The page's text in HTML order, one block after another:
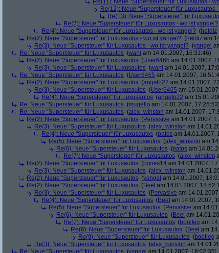
Re(11): Neue "Supersteuer" für Luxusautos -
Re(12): Neue "Supersteuer" für Luxusautos
Re(13): Neue "Supersteuer" für
Re(7): Neue "Supersteuer" für Luxusautos - wo ist yangel?
Re(4): Neue "Supersteuer" für Luxusautos - wo ist yangel? (heldiz
Re(2): Neue "Supersteuer" für Luxusautos - wo ist yangel? (heldiz am
Re(3): Neue "Supersteuer" für Luxusautos - wo ist yangel? (yangel
Re: Neue "Supersteuer" für Luxusautos (wani am 14.01.2007, 16:31:46)
Re(2): Neue "Supersteuer" für Luxusautos (User6465 am 14.01.2007,
Re(3): Neue "Supersteuer" für Luxusautos (wani am 14.01.2007,
Re: Neue "Supersteuer" für Luxusautos (User6465 am 14.01.2007,
Re(2): Neue "Supersteuer" für Luxusautos (angelo22 am 14.01.2007,
Re(3): Neue "Supersteuer" für Luxusautos (User6465 am
Re(4): Neue "Supersteuer" für Luxusautos (angelo22 am
Re: Neue "Supersteuer" für Luxusautos (mugello am 14.01.2007,
Re: Neue "Supersteuer" für Luxusautos (alex_winston am 14.01.2007,
Re(2): Neue "Supersteuer" für Luxusautos (Pervasive am 14.01.2007,
Re(3): Neue "Supersteuer" für Luxusautos (alex_winston am
Re(4): Neue "Supersteuer" für Luxusautos (patos am 14.01.2007,
Re(5): Neue "Supersteuer" für Luxusautos (alex_winston am
Re(6): Neue "Supersteuer" für Luxusautos (patos am
Re(7): Neue "Supersteuer" für Luxusautos (alex_winston
Re(2): Neue "Supersteuer" für Luxusautos (bones14 am 14.01.2007,
Re(3): Neue "Supersteuer" für Luxusautos (alex_winston am
Re(2): Neue "Supersteuer" für Luxusautos (yangel am 14.01.2007,
Re(2): Neue "Supersteuer" für Luxusautos (Beel am 14.01.2007,
Re(3): Neue "Supersteuer" für Luxusautos (Pervasive am
Re(4): Neue "Supersteuer" für Luxusautos (Beel am 14.01.2007,
Re(5): Neue "Supersteuer" für Luxusautos (Pervasive am
Re(6): Neue "Supersteuer" für Luxusautos (Beel am
Re(7): Neue "Supersteuer" für Luxusautos (bootleg am
Re(8): Neue "Supersteuer" für Luxusautos (Beel am
Re(9): Neue "Supersteuer" für Luxusautos (bootleg
Re(3): Neue "Supersteuer" für Luxusautos (alex_winston am
Re: Neue "Supersteuer" für Luxusautos (yangel am 14.01.2007, 18:02:35)